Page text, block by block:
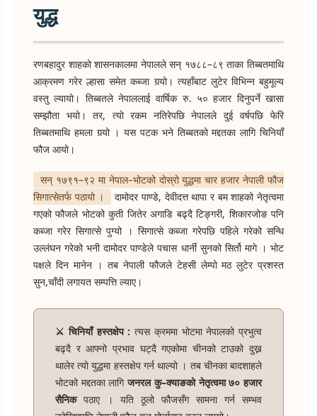
युद्ध
रणबहादुर शाहको शासनकालमा नेपालले सन् १७८८–८९ ताका तिब्बतमाथि
आक्रमण गरेर ल्हासा समेत कब्जा गर्‍यो। त्यहाँबाट लुटेर विभिन्न बहुमूल्य
वस्तु ल्यायो। तिब्बतले नेपाललाई वार्षिक रु. ५० हजार दिनुपर्ने खासा
सम्झौता भयो। तर, त्यो रकम नतिरेपछि नेपालले दुई वर्षपछि फेरि
तिब्बतमाथि हमला गर्‍यो । यस पटक भने तिब्बतको मद्दतका लागि चिनियाँ
फौज आयो।
सन् १७९१–९२ मा नेपाल–भोटको दोस्रो युद्धमा चार हजार नेपाली फौज
सिगात्सेतर्फ पठायो ।
दामोदर पाण्डे, देवीदत्त थापा र बम शाहको नेतृत्वमा
गएको फौजले भोटको कुती जितेर अगाडि बढ्दै टिङ्गरी, शिकारजोङ पनि
कब्जा गरेर सिगात्से पुग्यो । सिगात्से कब्जा गरेपछि पहिले गरेको सन्धि
उल्लंघन गरेको भनी दामोदर पाण्डेले पचास धार्नी सुनको सिर्तो मागे । भोट
पक्षले दिन मानेन । तब नेपाली फौजले टेहसी लेम्पो मठ लुटेर प्रशस्त
सुन,चाँदी लगायत सम्पत्ति ल्याए।
⚔️ चिनियाँ हस्तक्षेप : त्यस क्रममा भोटमा नेपालको प्रभुत्व
बढ्दै र आफ्नो प्रभाव घट्दै गएकोमा चीनको टाउको दुख्न
थालेर त्यो युद्धमा हस्तक्षेप गर्न थाल्यो । तब चीनका बादशाहले
भोटको मद्दतका लागिजनरल कु–क्याङको नेतृत्वमा ७० हजार
सैनिकपठाए । यति ठूलो फौजसँग सामना गर्न सम्भव